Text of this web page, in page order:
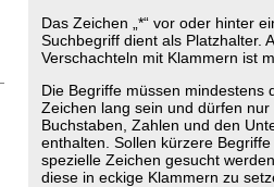
Das Zeichen „*“ vor oder hinter
Suchbegriff dient als Platzhalter.
Verschachteln mit Klammern ist
Die Begriffe müssen mindestens
Zeichen lang sein und dürfen nur
Buchstaben, Zahlen und den
enthalten. Sollen kürzere Begriffe
spezielle Zeichen gesucht
diese in eckige Klammern zu